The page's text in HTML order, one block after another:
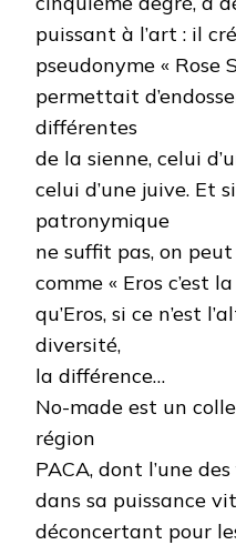
puissant à l’art : il
pseudonyme « Rose
permettait
différentes
de la sienne, celui
celui d’une juive. Et
patronymique
ne suffit pas, on
comme « Eros c’est
qu’Eros, si ce n’est
diversité,
la différence…
No-made est un
région
PACA, dont l’une
dans sa puissance
déconcertant pour